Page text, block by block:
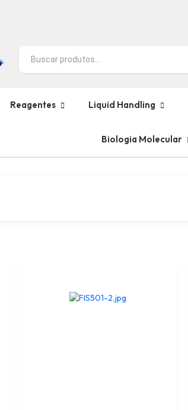
Reagentes Liquid Handling
Biologia Molecular